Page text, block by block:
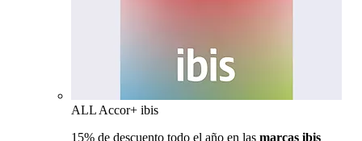
ALL Accor+ ibis
15% de descuento todo el año en las marcas ibis